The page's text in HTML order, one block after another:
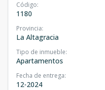
Código:
1180
Provincia:
La Altagracia
Tipo de inmueble:
Apartamentos
Fecha de entrega:
12-2024